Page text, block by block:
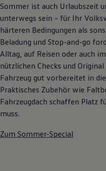
California Club
California Magazin
Vanlife
Ratgeber
Routen &
California Reisen
California App
California Lifestyle
Übernachten im
Marke
Unternehmen
Karriere
Nachhaltigkeit
Sommer ist auch Urlaubszeit
unterwegs sein – für Ihr
härteren Bedingungen als
Beladung und Stop-and-go
Alltag, auf Reisen oder auch
nützlichen Checks und
Fahrzeug gut vorbereitet in
Praktisches Zubehör wie
Fahrzeugdach schaffen Platz
muss.
Zum Sommer-Special